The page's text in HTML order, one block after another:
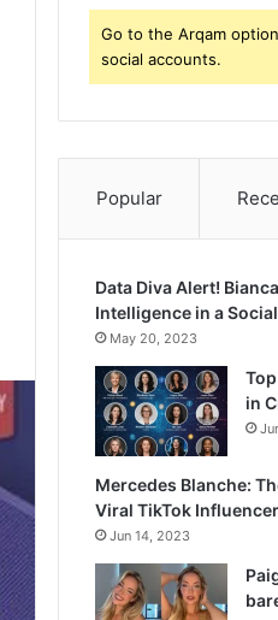
Go to the Arqam
social accounts.
Popular
Data Diva Alert!
Intelligence in a
May 20, 2023
in
Mercedes Blanche:
Viral TikTok
Jun 14, 2023